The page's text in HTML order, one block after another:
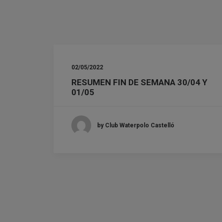
02/05/2022
RESUMEN FIN DE SEMANA 30/04 Y
01/05
by Club Waterpolo Castelló